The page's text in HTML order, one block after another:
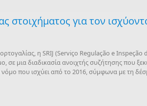
στοιχήματος για τον
η SRIJ (Serviço Regulação e
σε μια διαδικασία ανοιχτής συζήτησης που
νόμο που ισχύει από το 2016, σύμφωνα με τη